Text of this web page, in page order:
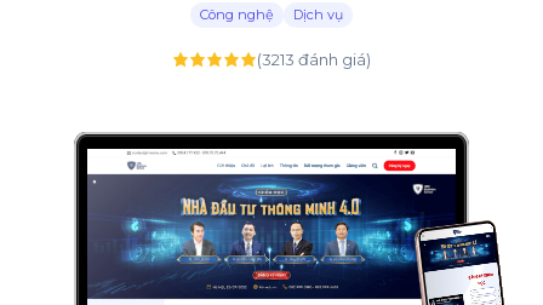
Công nghệ Dịch vụ
(3213 đánh giá)